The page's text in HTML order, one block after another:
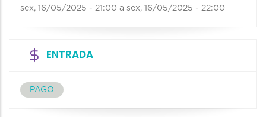
sex, 16/05/2025 - 21:00 a sex, 16/05/2025 - 22:00
ENTRADA
PAGO